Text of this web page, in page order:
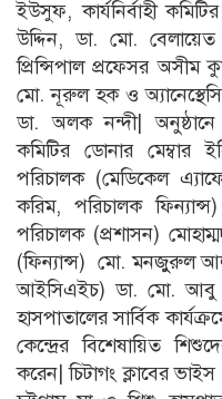
ইউসুফ, কার্যনির্বাহী
উদ্দিন, ডা. মো.
প্রিন্সিপাল প্রফেসর অসীম
মো. নূরুল হক ও
ডা. অলক নন্দী| অনুষ্ঠানে
কমিটির ডোনার মেম্বার
পরিচালক (মেডিকেল
করিম, পরিচালক
পরিচালক (প্রশাসন)
(ফিন্যান্স) মো. মনজুুরুল
আইসিএইচ) ডা. মো. আবু
হাসপাতালের সার্বিক
কেন্দ্রের বিশেষায়িত
করেন| চিটাগং ক্লাবের